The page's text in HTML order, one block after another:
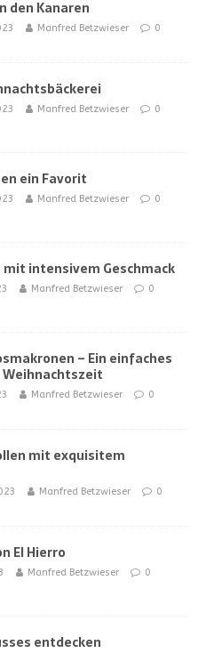
den Kanaren
Manfred Betzwieser 0
Manfred Betzwieser 0
ein Favorit
Manfred Betzwieser 0
intensivem Geschmack
Manfred Betzwieser 0
– Ein einfaches
Manfred Betzwieser 0
mit exquisitem
Manfred Betzwieser 0
El Hierro
Manfred Betzwieser 0
entdecken